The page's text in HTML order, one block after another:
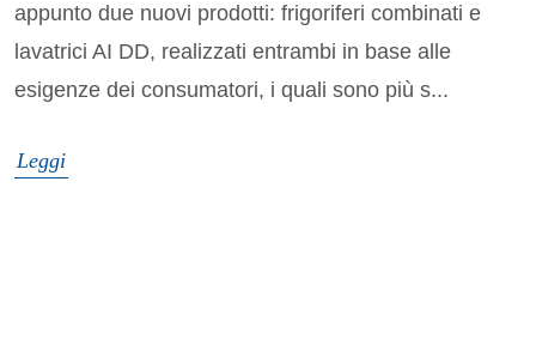
appunto due nuovi prodotti: frigoriferi combinati e
lavatrici AI DD, realizzati entrambi in base alle
esigenze dei consumatori, i quali sono più s...
Leggi